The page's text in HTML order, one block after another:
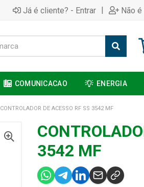
Já é cliente? - Entrar | Não
COMUNICACAO ENERGIA
CONTROLADOR DE ACESSO RF SS 3542 MF
3542 MF